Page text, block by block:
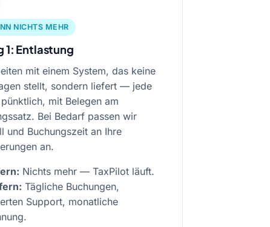
NICHTS MEHR
1: Entlastung
mit einem System, das keine
stellt, sondern liefert — jede
mit Belegen am
Bei Bedarf passen wir
und Buchungszeit an Ihre
an.
Nichts mehr — TaxPilot läuft.
Tägliche Buchungen,
Support, monatliche